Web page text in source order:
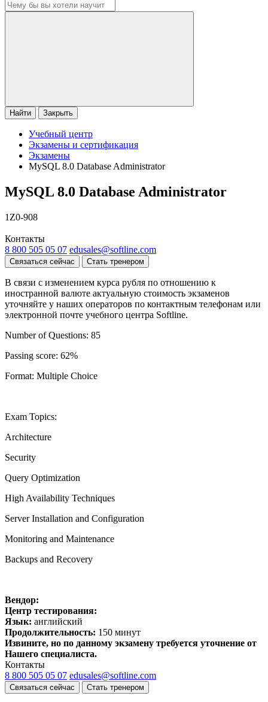
Найти Закрыть
Учебный центр
Экзамены и сертификация
Экзамены
MySQL 8.0 Database Administrator
MySQL 8.0 Database Administrator
1Z0-908
Контакты
8 800 505 05 07 edusales@softline.com
Связаться сейчас Стать тренером
В связи с изменением курса рубля по отношению к
иностранной валюте актуальную стоимость экзаменов
уточняйте у наших операторов по контактным телефонам или
электронной почте учебного центра Softline.
Number of Questions: 85
Passing score: 62%
Format: Multiple Choice
Exam Topics:
Architecture
Security
Query Optimization
High Availability Techniques
Server Installation and Configuration
Monitoring and Maintenance
Backups and Recovery
Вендор:
Центр тестирования:
Язык: английский
Продолжительность: 150 минут
Извините, но по данному экзамену требуется уточнение от
Нашего специалиста.
Контакты
8 800 505 05 07 edusales@softline.com
Связаться сейчас Стать тренером